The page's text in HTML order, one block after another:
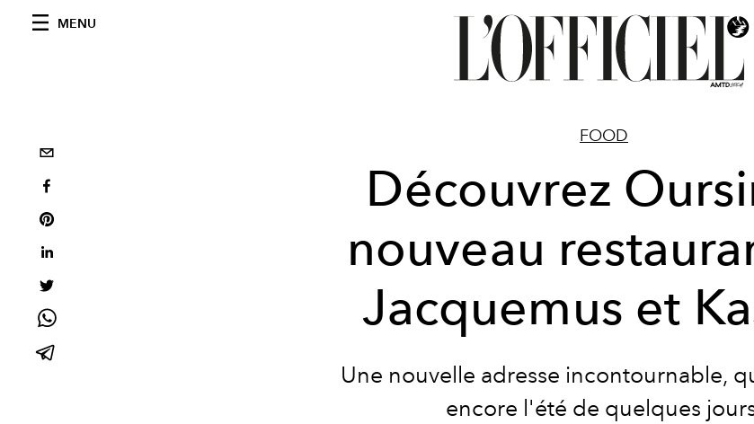
MENU
FOOD
Découvrez
nouveau
Jacquemus et
Une nouvelle adresse incontournable,
encore l'été de quelques